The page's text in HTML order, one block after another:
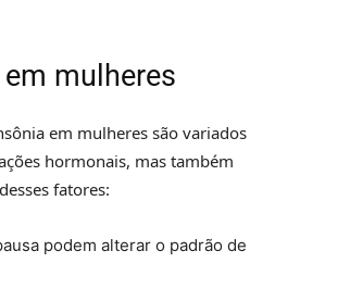
mulheres
em mulheres são variados
hormonais, mas também
fatores:
podem alterar o padrão de